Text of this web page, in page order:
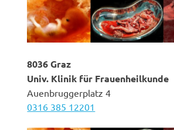
8036 Graz
Univ. Klinik für Frauenheilkunde
Auenbruggerplatz 4
0316 385 12201